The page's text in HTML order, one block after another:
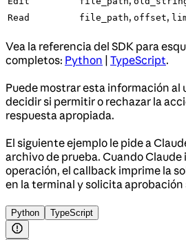
Read
file_path, offset,
Vea la referencia del SDK para
completos: Python TypeScript.
Puede mostrar esta información al
decidir si permitir o rechazar la
respuesta apropiada.
El siguiente ejemplo le pide a
archivo de prueba. Cuando
operación, el callback imprime la
en la terminal y solicita aprobación
Python TypeScript